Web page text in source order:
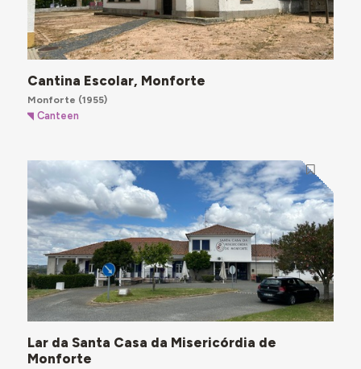
Cantina Escolar, Monforte
Monforte (1955)
Canteen
Lar da Santa Casa da Misericórdia de
Monforte